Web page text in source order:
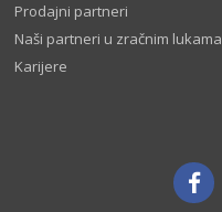
Prodajni partneri
Naši partneri u zračnim lukama
Karijere